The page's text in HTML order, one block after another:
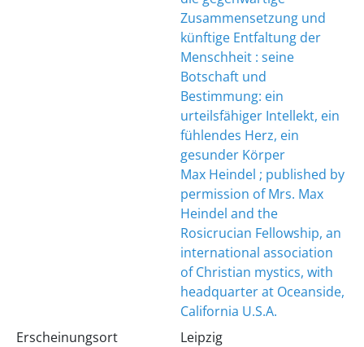
Zusammensetzung und
künftige Entfaltung der
Menschheit : seine
Botschaft und
Bestimmung: ein
urteilsfähiger Intellekt, ein
fühlendes Herz, ein
gesunder Körper
Max Heindel ; published by
permission of Mrs. Max
Heindel and the
Rosicrucian Fellowship, an
international association
of Christian mystics, with
headquarter at Oceanside,
California U.S.A.
Erscheinungsort
Leipzig